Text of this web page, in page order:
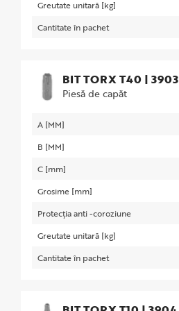
Greutate unitară [kg]
Cantitate în pachet
BIT TORX T40 | 3903
Piesă de capăt
A [MM]
B [MM]
C [mm]
Grosime [mm]
Protecția anti -coroziune
Greutate unitară [kg]
Cantitate în pachet